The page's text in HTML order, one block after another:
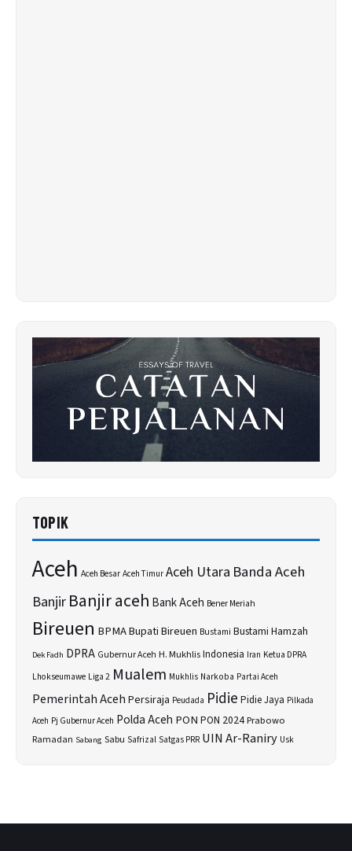
TOPIK
Aceh Aceh Besar Aceh Timur Aceh Utara Banda Aceh
BanjirBanjir aceh Bank Aceh Bener Meriah
Bireuen BPMABupati Bireuen Bustami Bustami Hamzah
Dek Fadh DPRA Gubernur Aceh H. MukhlisIndonesia Iran Ketua DPRA
Lhokseumawe Liga 2 Mualem Mukhlis Narkoba Partai Aceh
Pemerintah AcehPersiraja Peudada Pidie Pidie Jaya Pilkada
Aceh Pj Gubernur Aceh Polda Aceh PON PON 2024Prabowo
Ramadan Sabang Sabu Safrizal Satgas PRR UIN Ar-Raniry Usk